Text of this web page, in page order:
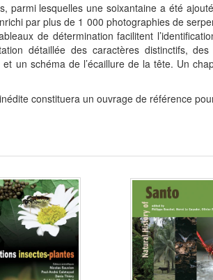
parmi lesquelles une soixantaine a été
par plus de 1 000 photographies de
de détermination facilitent
détaillée des caractères distinctifs,
un schéma de l’écaillure de la tête. Un
constituera un ouvrage de référence